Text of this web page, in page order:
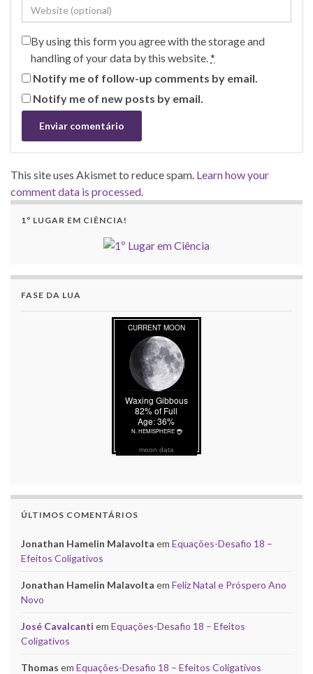
By using this form you agree with the storage and
handling of your data by this website.*
Notify me of follow-up comments by email.
Notify me of new posts by email.
This site uses Akismet to reduce spam. Learn how your
comment data is processed.
1º LUGAR EM CIÊNCIA!
FASE DA LUA
moon data
ÚLTIMOS COMENTÁRIOS
Jonathan Hamelin Malavolta em Equações-Desafio 18 –
Efeitos Coligativos
Jonathan Hamelin Malavolta em Feliz Natal e Próspero Ano
Novo
José Cavalcanti em Equações-Desafio 18 – Efeitos
Coligativos
Thomas em Equações-Desafio 18 – Efeitos Coligativos